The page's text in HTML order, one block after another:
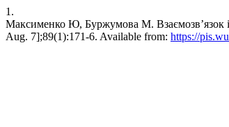
1.
Максименко Ю, Буржумова М. Взаємозв’язок
Aug. 7];89(1):171-6. Available from: https://